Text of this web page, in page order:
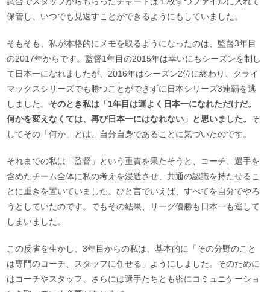
保管し、いつでも見返すことができるようにもしていました。
そもそも、私が本格的にメモを取るようになったのは、監督3年目
の2017年からです。監督1年目の2015年は幸いにもシーズンを制し
て日本一になれましたが、2016年はシーズン2位に終わり、クライ
マックスシリーズでも勝つことができずに日本シリーズ3連覇を逃
しました。 そのとき私は「1年目は運よく日本一になれただけだ。
何かを変えなくては、再び日本一にはなれない」と思いました。 そ
してその「何か」とは、自分自身であることに気づいたのです。
それまでの私は「監督」という重責を果たそうと、コーチ、選手を
含めたチーム全体に私の考えを浸透させ、共通の認識を持たせるこ
とに重きを置いていました。ひと言でいえば、すべてを自分でやろ
うとしていたのです。でもその結果、リーグ優勝も日本一も逃して
しまいました。
この反省を生かし、3年目からの私は、基本的に「その分野のこと
は専門のコーチ、スタッフに任せる」ようにしました。そのために
はコーチやスタッフ、さらには選手たちとも密にコミュニケーショ